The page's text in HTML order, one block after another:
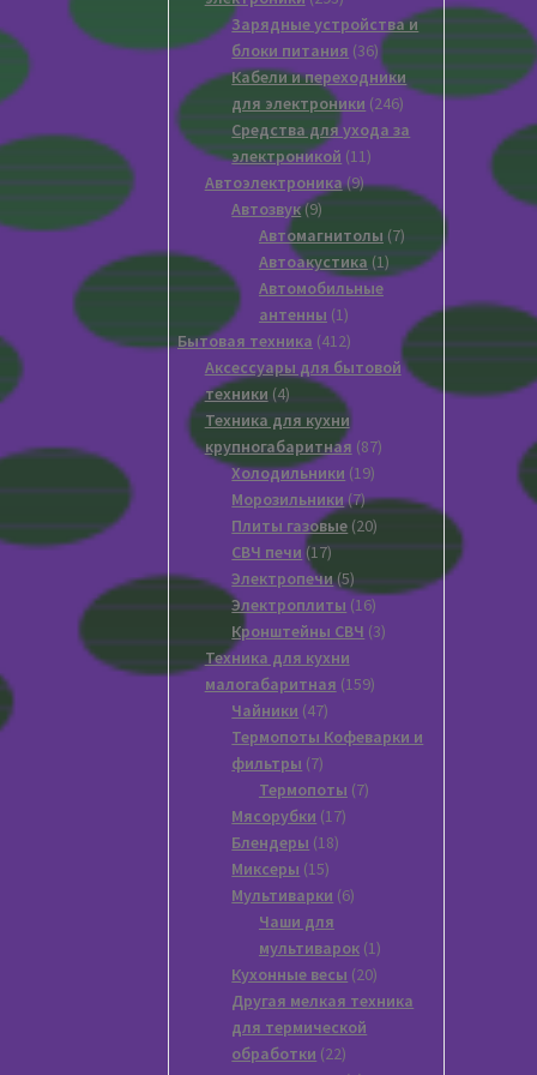
товара
Зарядные устройства и
блоки питания 3636
товаров
Кабели и переходники
для электроники 246246
товаров
Средства для ухода за
электроникой 1111
товаров
Автоэлектроника 99
Автозвук 99
товаров
Автомагнитолы 77
товаров
Автоакустика 11
товар
Автомобильные
антенны 11
товар
Бытовая техника 412412
товаров
Аксессуары для бытовой
техники 44
товара
Техника для кухни
крупногабаритная 8787
Xолодильники 1919
товаров
Морозильники 77
товаров
Плиты газовые 2020
СВЧ печи 1717
товаров
Электропечи 55
товаров
Электроплиты 1616
товаров
Кронштейны СВЧ 33
Техника для кухни
малогабаритная 159159
Чайники 4747
товаров
Термопоты Кофеварки и
фильтры 77
товаров
Термопоты 77
Мясорубки 1717
Блендеры 1818
Миксеры 1515
товаров
Мультиварки 66
Чаши для
мультиварок 11
товар
Кухонные весы 2020
товаров
Другая мелкая техника
для термической
обработки 2222